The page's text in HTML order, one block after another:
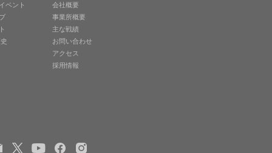
ベント
会社概要
事業所概要
主な戦績
お問い合わせ
アクセス
採用情報